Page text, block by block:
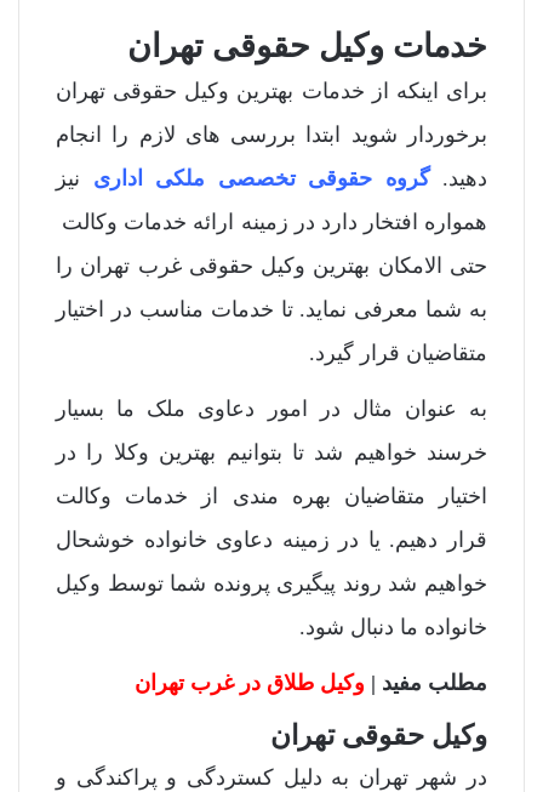
خدمات وکیل حقوقی تهران
برای اینکه از خدمات بهترین وکیل حقوقی تهران
برخوردار شوید ابتدا بررسی های لازم را انجام
دهید.گروه حقوقی تخصصی ملکی اداری نیز
همواره افتخار دارد در زمینه ارائه خدمات وکالت
حتی الامکان بهترین وکیل حقوقی غرب تهران را
به شما معرفی نماید. تا خدمات مناسب در اختیار
متقاضیان قرار گیرد.
به عنوان مثال در امور دعاوی ملک ما بسیار
خرسند خواهیم شد تا بتوانیم بهترین وکلا را در
اختیار متقاضیان بهره مندی از خدمات وکالت
قرار دهیم. یا در زمینه دعاوی خانواده خوشحال
خواهیم شد روند پیگیری پرونده شما توسط وکیل
خانواده ما دنبال شود.
مطلب مفید | وکیل طلاق در غرب تهران
وکیل حقوقی تهران
در شهر تهران به دلیل کستردگی و پراکندگی و